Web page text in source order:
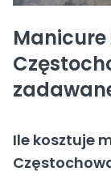
Manicure
Ile kosztuje